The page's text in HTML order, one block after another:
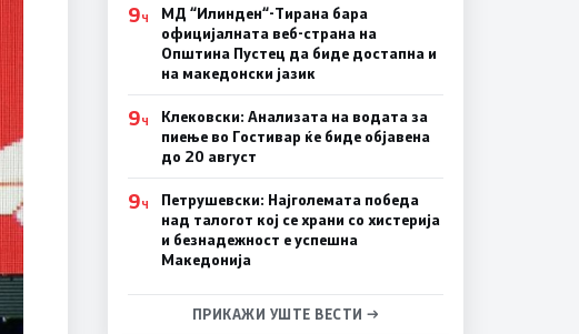
9Ч
МД “Илинден“-Тирана бара
официјалната веб-страна на
Општина Пустец да биде достапна и
на македонски јазик
9Ч
Клековски: Анализата на водата за
пиење во Гостивар ќе биде објавена
до 20 август
9Ч
Петрушевски: Најголемата победа
над талогот кој се храни со хистерија
и безнадежност е успешна
Македонија
ПРИКАЖИ УШТЕ ВЕСТИ →